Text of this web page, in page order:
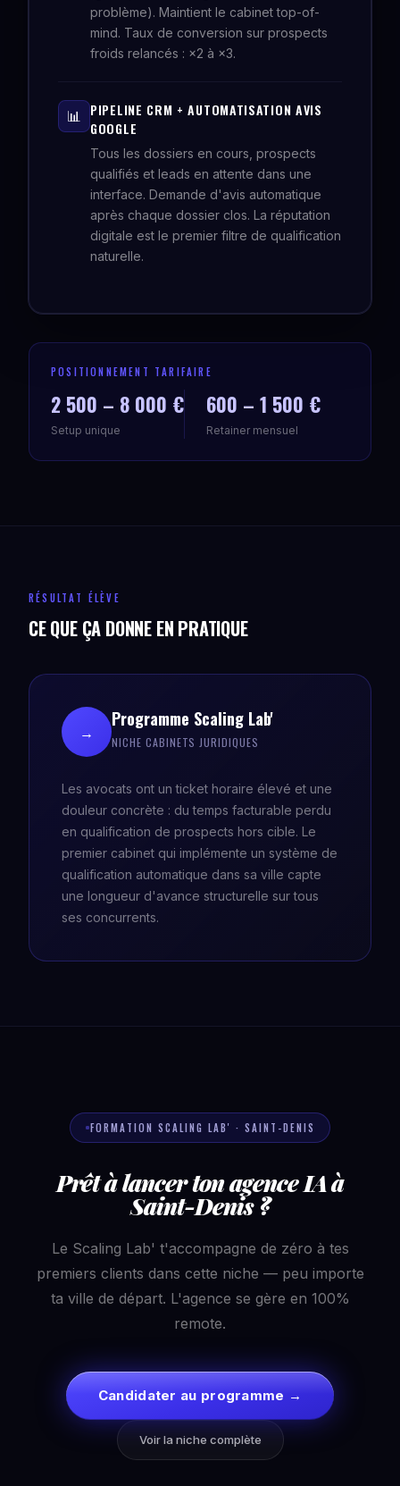
problème). Maintient le cabinet top-of-
mind. Taux de conversion sur prospects
froids relancés : ×2 à ×3.
📊 PIPELINE CRM + AUTOMATISATION AVIS
GOOGLE
Tous les dossiers en cours, prospects
qualifiés et leads en attente dans une
interface. Demande d'avis automatique
après chaque dossier clos. La réputation
digitale est le premier filtre de qualification
naturelle.
POSITIONNEMENT TARIFAIRE
2 500 – 8 000 €
Setup unique
600 – 1 500 €
Retainer mensuel
RÉSULTAT ÉLÈVE
CE QUE ÇA DONNE EN PRATIQUE
→
Programme Scaling Lab'
NICHE CABINETS JURIDIQUES
Les avocats ont un ticket horaire élevé et une
douleur concrète : du temps facturable perdu
en qualification de prospects hors cible. Le
premier cabinet qui implémente un système de
qualification automatique dans sa ville capte
une longueur d'avance structurelle sur tous
ses concurrents.
FORMATION SCALING LAB' · SAINT-DENIS
Prêt à lancer ton agence IA à
Saint-Denis ?
Le Scaling Lab' t'accompagne de zéro à tes
premiers clients dans cette niche — peu importe
ta ville de départ. L'agence se gère en 100%
remote.
Candidater au programme →
Voir la niche complète